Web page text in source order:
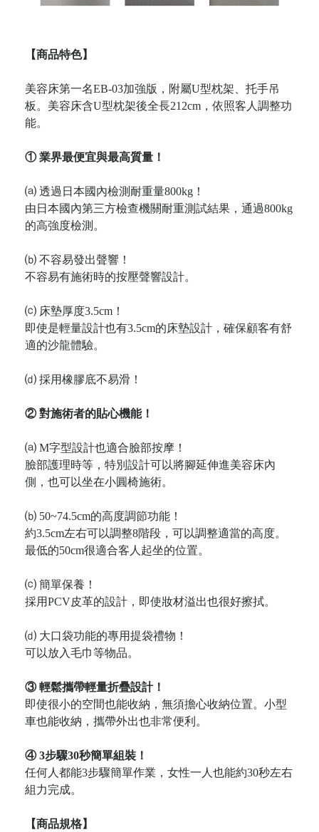
【商品特色】
美容床第一名EB-03加強版，附屬U型枕架、托手吊
板。美容床含U型枕架後全長212cm，依照客人調整功
能。
① 業界最便宜與最高質量！
⒜ 透過日本國內檢測耐重量800kg！
由日本國內第三方檢查機關耐重測試結果，通過800kg
的高強度檢測。
⒝ 不容易發出聲響！
不容易有施術時的按壓聲響設計。
⒞ 床墊厚度3.5cm！
即使是輕量設計也有3.5cm的床墊設計，確保顧客有舒
適的沙龍體驗。
⒟ 採用橡膠底不易滑！
② 對施術者的貼心機能！
⒜ M字型設計也適合臉部按摩！
臉部護理時等，特別設計可以將腳延伸進美容床內
側，也可以坐在小圓椅施術。
⒝ 50~74.5cm的高度調節功能！
約3.5cm左右可以調整8階段，可以調整適當的高度。
最低的50cm很適合客人起坐的位置。
⒞ 簡單保養！
採用PCV皮革的設計，即使妝材溢出也很好擦拭。
⒟ 大口袋功能的專用提袋禮物！
可以放入毛巾等物品。
③ 輕鬆攜帶輕量折疊設計！
即使很小的空間也能收納，無須擔心收納位置。小型
車也能收納，攜帶外出也非常便利。
④ 3步驟30秒簡單組裝！
任何人都能3步驟簡單作業，女性一人也能約30秒左右
組力完成。
【商品規格】